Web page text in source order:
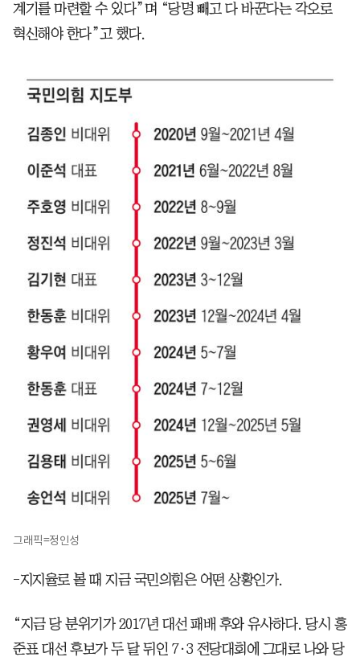
계기를 마련할 수 있다”며 “당명 빼고 다 바꾼다는 각오로
혁신해야 한다”고 했다.
그래픽=정인성
-지지율로 볼 때 지금 국민의힘은 어떤 상황인가.
“지금 당 분위기가 2017년 대선 패배 후와 유사하다. 당시 홍
준표 대선 후보가 두 달 뒤인 7·3 전당대회에 그대로 나와 당